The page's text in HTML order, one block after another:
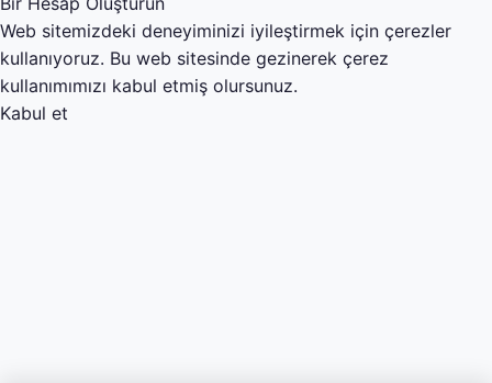
Web sitemizdeki deneyiminizi iyileştirmek için çerezler
kullanıyoruz. Bu web sitesinde gezinerek çerez
kullanımımızı kabul etmiş olursunuz.
Kabul et